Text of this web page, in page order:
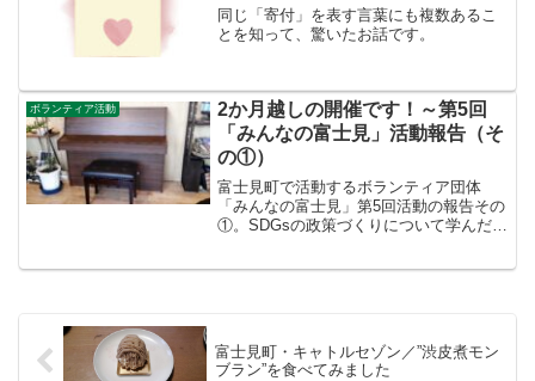
同じ「寄付」を表す言葉にも複数あるこ
とを知って、驚いたお話です。
ボランティア活動
2か月越しの開催です！～第5回
「みんなの富士見」活動報告（そ
の①）
富士見町で活動するボランティア団体
「みんなの富士見」第5回活動の報告その
①。SDGsの政策づくりについて学んだ1
富士見町・キャトルセゾン／”渋皮煮モン
ブラン”を食べてみました